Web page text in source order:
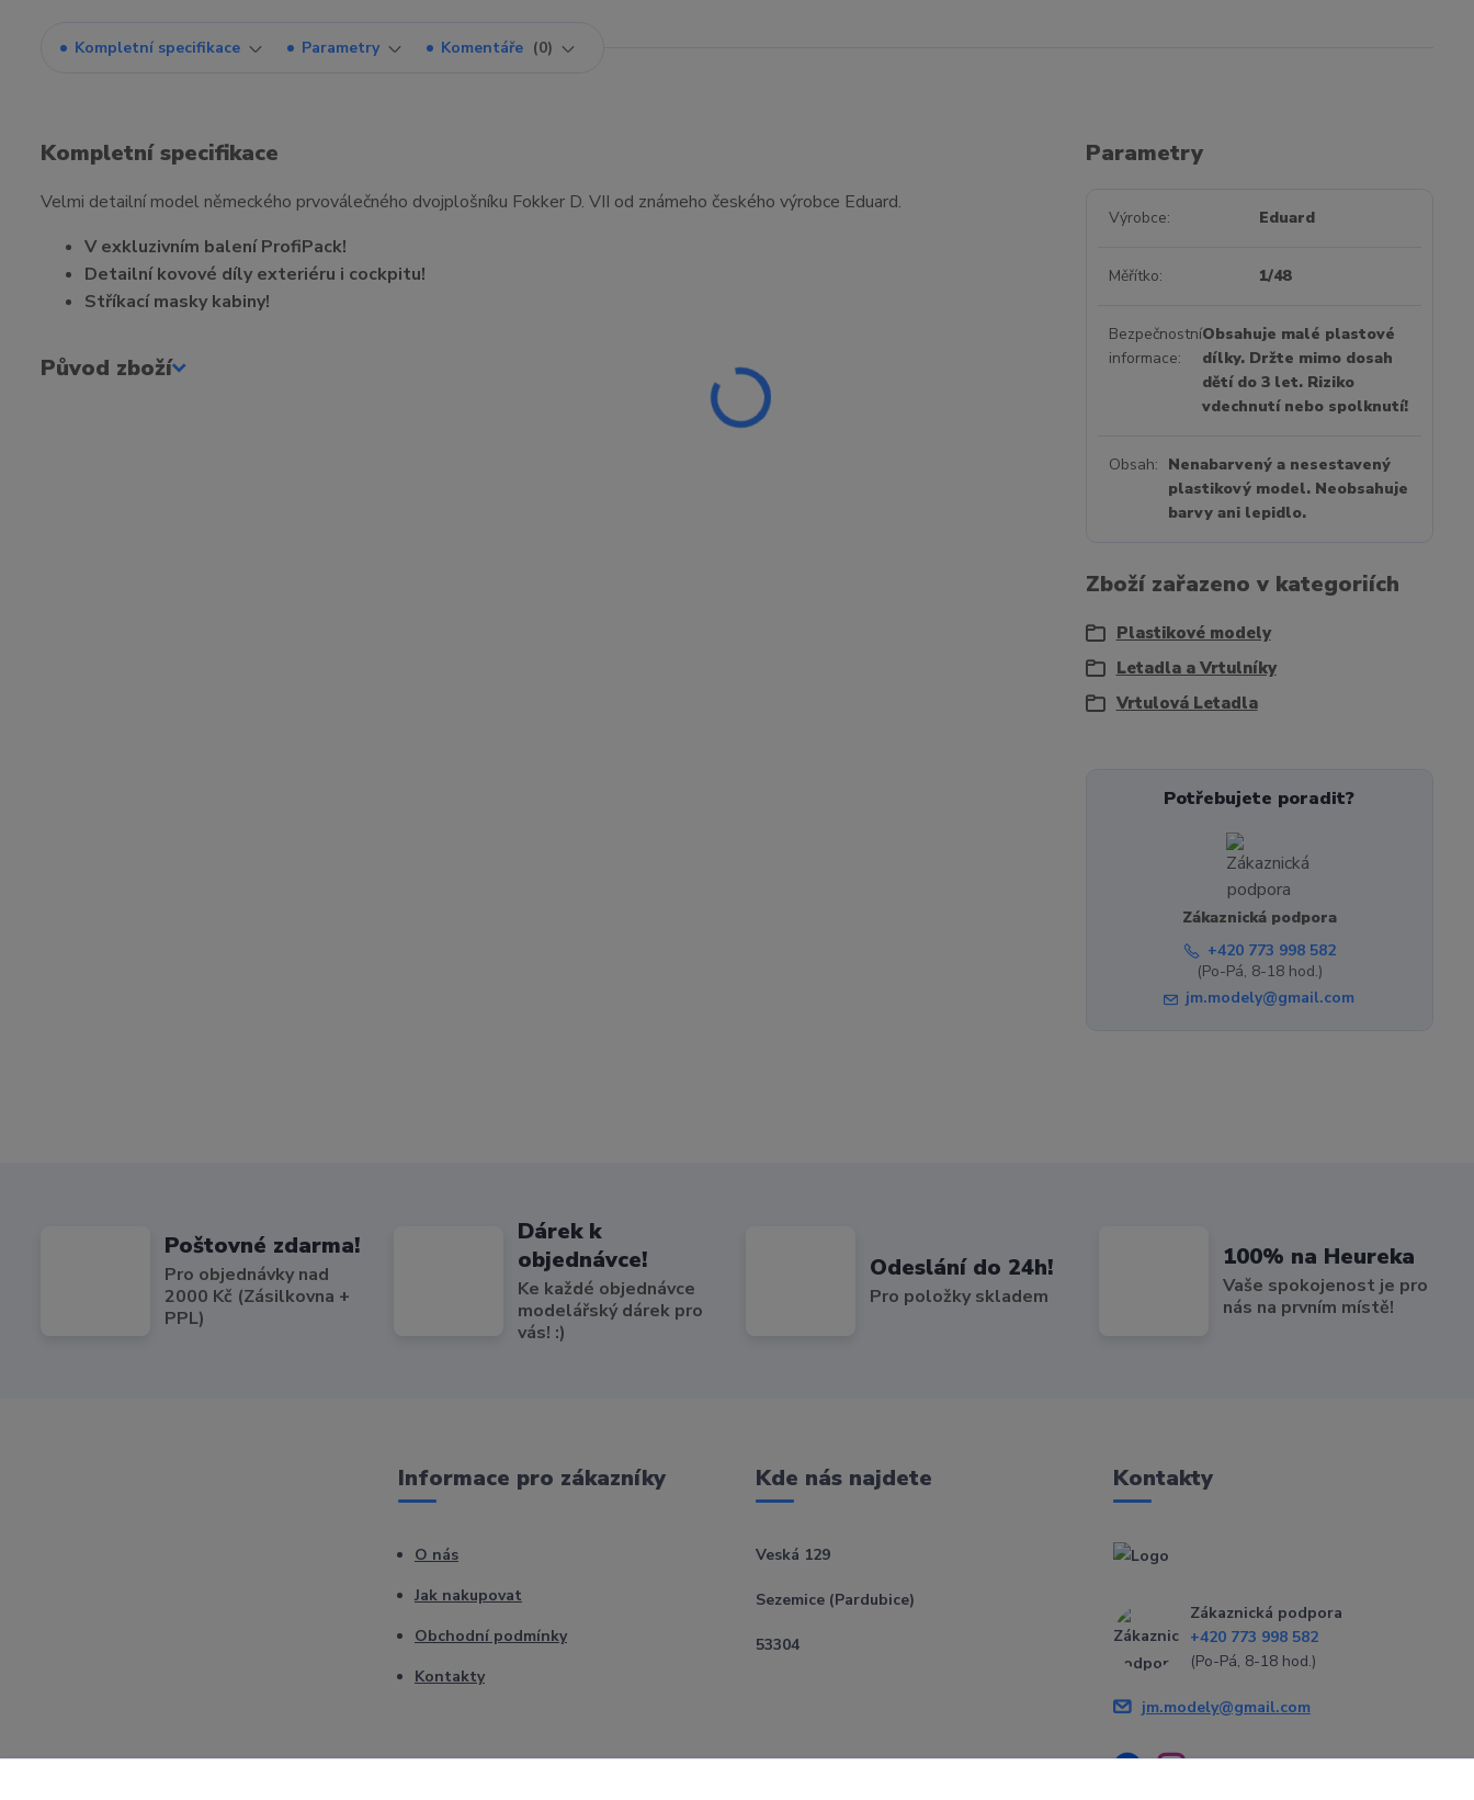
Kompletní specifikace Parametry Komentáře 0
Kompletní specifikace
Velmi detailní model německého prvoválečného dvojplošníku Fokker D. VII od známeho českého výrobce Eduard.
V exkluzivním balení ProfiPack!
Detailní kovové díly exteriéru i cockpitu!
Stříkací masky kabiny!
Původ zboží
Parametry
Výrobce Eduard
Měřítko 1/48
Bezpečnostní
informace
Obsahuje malé plastové
dílky. Držte mimo dosah
dětí do 3 let. Riziko
vdechnutí nebo spolknutí!
Obsah
Nenabarvený a nesestavený
plastikový model. Neobsahuje
barvy ani lepidlo.
Zboží zařazeno v kategoriích
Plastikové modely
Letadla a Vrtulníky
Vrtulová Letadla
Potřebujete poradit?
Zákaznická podpora
+420 773 998 582
(Po-Pá, 8-18 hod.)
jm.modely@gmail.com
Poštovné zdarma!
Pro objednávky nad
2000 Kč (Zásilkovna +
PPL)
Dárek k
objednávce!
Ke každé objednávce
modelářský dárek pro
vás! :)
Odeslání do 24h!
Pro položky skladem
100% na Heureka
Vaše spokojenost je pro
nás na prvním místě!
Informace pro zákazníky
O nás
Jak nakupovat
Obchodní podmínky
Kontakty
Kde nás najdete
Veská 129
Sezemice (Pardubice)
53304
Kontakty
Zákaznická podpora
+420 773 998 582
(Po-Pá, 8-18 hod.)
jm.modely@gmail.com